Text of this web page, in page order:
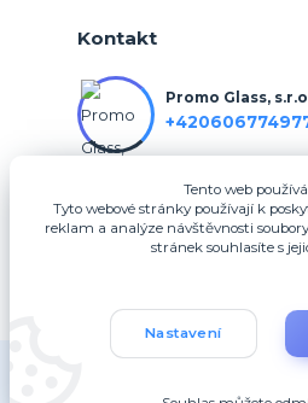
Kontakt
Promo Glass,
Tento web
Tyto webové stránky používají k
reklam a analýze návštěvnosti
stránek souhlasíte s
Nastavení